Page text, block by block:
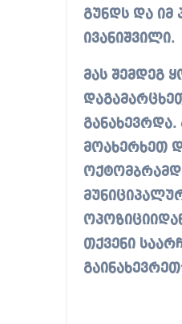
გუნდს და იმ
ივანიშვილი.
მას შემდეგ
მოახერხეთ
თქვენი